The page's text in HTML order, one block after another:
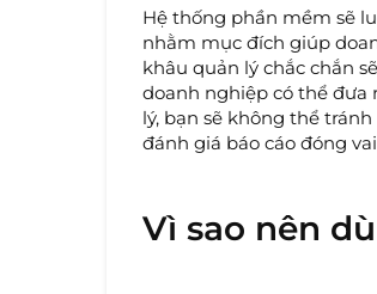
Hệ thống phần mềm sẽ
nhằm mục đích giúp
khâu quản lý chắc chắn
doanh nghiệp có thể đưa
lý, bạn sẽ không thể
đánh giá báo cáo đóng
Vì sao nên